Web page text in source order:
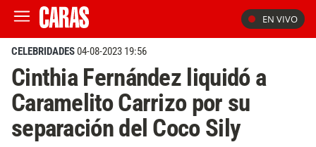
EN VIVO
CELEBRIDADES04-08-2023 19:56
Cinthia Fernández liquidó a
Caramelito Carrizo por su
separación del Coco Sily